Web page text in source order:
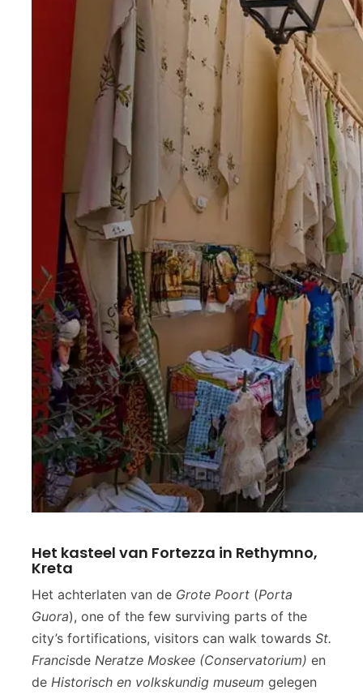
Het kasteel van Fortezza in Rethymno,
Kreta
Het achterlaten van de Grote Poort (Porta
Guora), one of the few surviving parts of the
city’s fortifications, visitors can walk towards St.
Francisde Neratze Moskee (Conservatorium) en
de Historisch en volkskundig museum gelegen